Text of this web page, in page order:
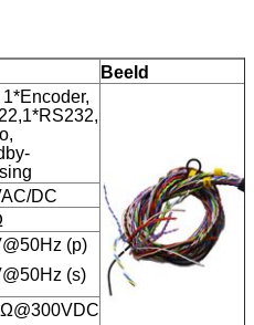
Beeld
DC
(p)
(s)